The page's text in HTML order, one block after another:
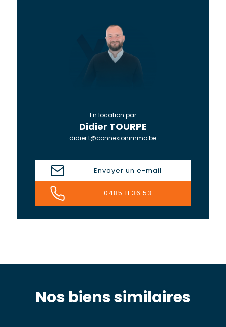
En location par
Didier TOURPE
didier.t@connexionimmo.be
Envoyer un e-mail
0485 11 36 53
Nos biens similaires